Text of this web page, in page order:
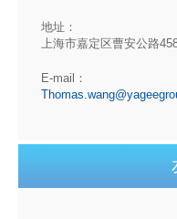
地址：
上海市嘉定区曹安公路
E-mail：